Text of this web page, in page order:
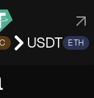
USDT ETH